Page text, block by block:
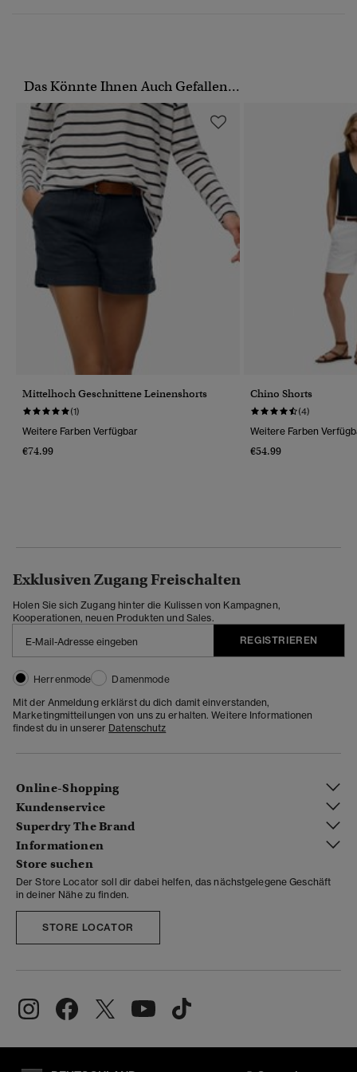
Das Könnte Ihnen Auch Gefallen...
Mittelhoch Geschnittene Leinenshorts
(1)
Weitere Farben Verfügbar
€74.99
Chino Shorts
(4)
Weitere Farben
€54.99
Exklusiven Zugang Freischalten
Holen Sie sich Zugang hinter die Kulissen von Kampagnen,
Kooperationen, neuen Produkten und Sales.
REGISTRIEREN
Herrenmode
Damenmode
Mit der Anmeldung erklärst du dich damit einverstanden,
Marketingmitteilungen von uns zu erhalten. Weitere Informationen
findest du in unserer Datenschutz
Online-Shopping
Kundenservice
Superdry The Brand
Informationen
Store suchen
Der Store Locator soll dir dabei helfen, das nächstgelegene Geschäft
in deiner Nähe zu finden.
STORE LOCATOR